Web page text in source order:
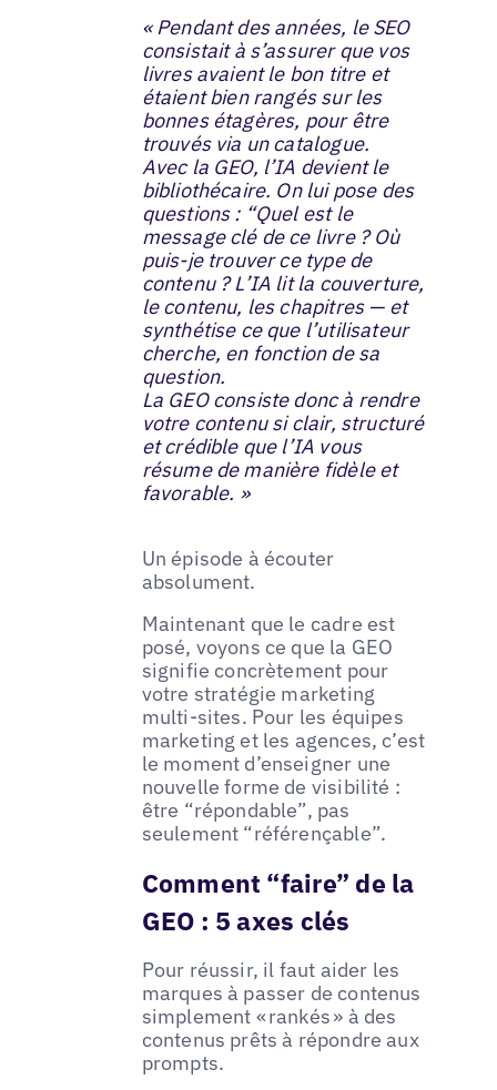
« Pendant des années, le SEO
consistait à s’assurer que vos
livres avaient le bon titre et
étaient bien rangés sur les
bonnes étagères, pour être
trouvés via un catalogue.
Avec la GEO, l’IA devient le
bibliothécaire. On lui pose des
questions : “Quel est le
message clé de ce livre ? Où
puis-je trouver ce type de
contenu ? L’IA lit la couverture,
le contenu, les chapitres — et
synthétise ce que l’utilisateur
cherche, en fonction de sa
question.
La GEO consiste donc à rendre
votre contenu si clair, structuré
et crédible que l’IA vous
résume de manière fidèle et
favorable. »
Un épisode à écouter
absolument.
Maintenant que le cadre est
posé, voyons ce que la GEO
signifie concrètement pour
votre stratégie marketing
multi-sites. Pour les équipes
marketing et les agences, c’est
le moment d’enseigner une
nouvelle forme de visibilité :
être “répondable”, pas
seulement “référençable”.
Comment “faire” de la
GEO : 5 axes clés
Pour réussir, il faut aider les
marques à passer de contenus
simplement « rankés » à des
contenus prêts à répondre aux
prompts.